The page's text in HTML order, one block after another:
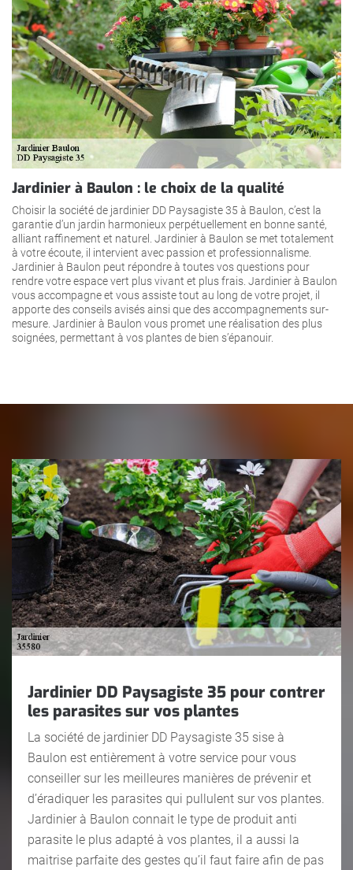
Jardinier à Baulon : le choix de la qualité
Choisir la société de jardinier DD Paysagiste 35 à Baulon, c’est la
garantie d’un jardin harmonieux perpétuellement en bonne santé,
alliant raffinement et naturel. Jardinier à Baulon se met totalement
à votre écoute, il intervient avec passion et professionnalisme.
Jardinier à Baulon peut répondre à toutes vos questions pour
rendre votre espace vert plus vivant et plus frais. Jardinier à Baulon
vous accompagne et vous assiste tout au long de votre projet, il
apporte des conseils avisés ainsi que des accompagnements sur-
mesure. Jardinier à Baulon vous promet une réalisation des plus
soignées, permettant à vos plantes de bien s’épanouir.
Jardinier DD Paysagiste 35 pour contrer
les parasites sur vos plantes
La société de jardinier DD Paysagiste 35 sise à
Baulon est entièrement à votre service pour vous
conseiller sur les meilleures manières de prévenir et
d’éradiquer les parasites qui pullulent sur vos plantes.
Jardinier à Baulon connait le type de produit anti
parasite le plus adapté à vos plantes, il a aussi la
maitrise parfaite des gestes qu’il faut faire afin de pas